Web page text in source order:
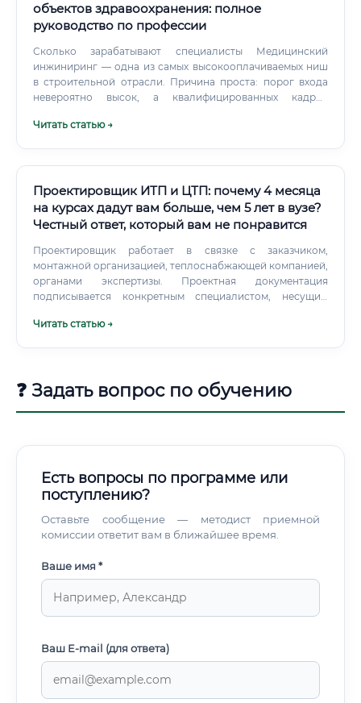
объектов здравоохранения: полное
руководство по профессии
Сколько зарабатывают специалисты Медицинский
инжиниринг — одна из самых высокооплачиваемых ниш
в строительной отрасли. Причина проста: порог входа
невероятно высок, а квалифицированных кадров
(Junior), умеющий работать в Revit и понимающий основы
Читать статью →
Проектировщик ИТП и ЦТП: почему 4 месяца
на курсах дадут вам больше, чем 5 лет в вузе?
Честный ответ, который вам не понравится
Проектировщик работает в связке с заказчиком,
монтажной организацией, теплоснабжающей компанией,
органами экспертизы. Проектная документация
подписывается конкретным специалистом, несущим
Читать статью →
❓ Задать вопрос по обучению
Есть вопросы по программе или
поступлению?
Оставьте сообщение — методист приемной
комиссии ответит вам в ближайшее время.
Ваше имя *
Ваш E-mail (для ответа)